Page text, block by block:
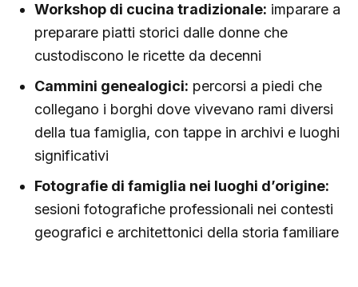
Workshop di cucina tradizionale: imparare a
preparare piatti storici dalle donne che
custodiscono le ricette da decenni
Cammini genealogici: percorsi a piedi che
collegano i borghi dove vivevano rami diversi
della tua famiglia, con tappe in archivi e luoghi
significativi
Fotografie di famiglia nei luoghi d’origine:
sesioni fotografiche professionali nei contesti
geografici e architettonici della storia familiare